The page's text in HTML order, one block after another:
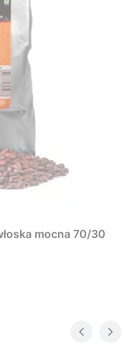
mocna 70/30